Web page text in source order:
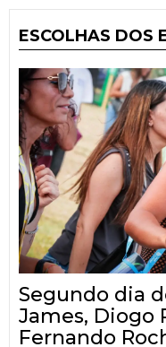
ESCOLHAS DOS
Segundo dia
James, Diogo
Fernando